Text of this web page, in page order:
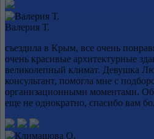
Валерия Т.
съездила в Крым, все очень
очень красивые архитектурные
великолепный климат. Девушка
консультант, помогла мне с
организационными моментами.
еще не однократно, спасибо вам